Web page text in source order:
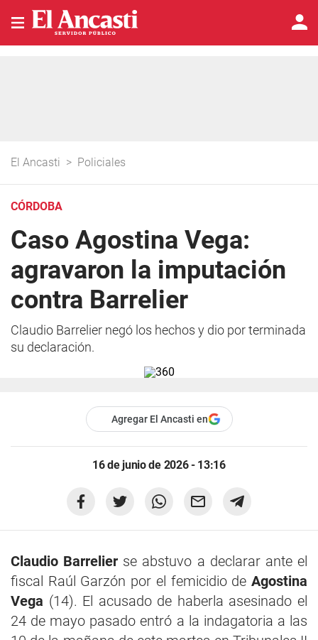
El Ancasti > Policiales
CÓRDOBA
Caso Agostina Vega:
agravaron la imputación
contra Barrelier
Claudio Barrelier negó los hechos y dio por terminada
su declaración.
Agregar El Ancasti en
16 de junio de 2026 - 13:16
Claudio Barrelier se abstuvo a declarar ante el
fiscal Raúl Garzón por el femicidio de Agostina
Vega (14). El acusado de haberla asesinado el
24 de mayo pasado entró a la indagatoria a las